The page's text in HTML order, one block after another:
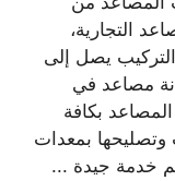
التجارية،
يصل إلى
مصاعد في
بكافة
وتصليحها بمعدات
خدمة جيدة ...